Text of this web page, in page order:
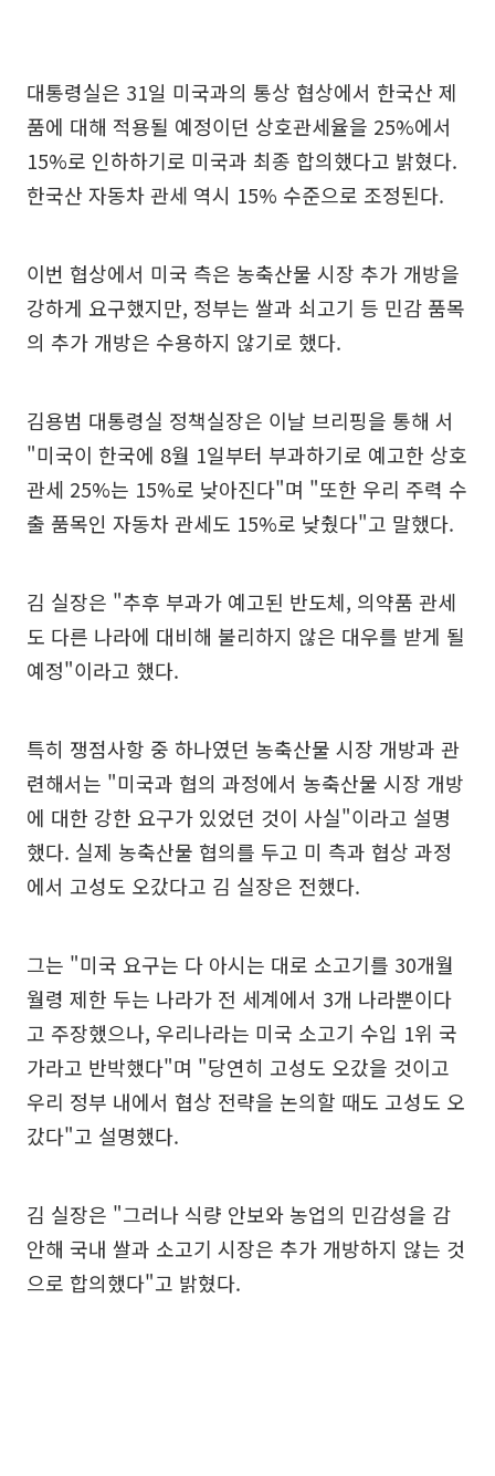
대통령실은 31일 미국과의 통상 협상에서 한국산 제
품에 대해 적용될 예정이던 상호관세율을 25%에서
15%로 인하하기로 미국과 최종 합의했다고 밝혔다.
한국산 자동차 관세 역시 15% 수준으로 조정된다.
이번 협상에서 미국 측은 농축산물 시장 추가 개방을
강하게 요구했지만, 정부는 쌀과 쇠고기 등 민감 품목
의 추가 개방은 수용하지 않기로 했다.
김용범 대통령실 정책실장은 이날 브리핑을 통해 서
"미국이 한국에 8월 1일부터 부과하기로 예고한 상호
관세 25%는 15%로 낮아진다"며 "또한 우리 주력 수
출 품목인 자동차 관세도 15%로 낮췄다"고 말했다.
김 실장은 "추후 부과가 예고된 반도체, 의약품 관세
도 다른 나라에 대비해 불리하지 않은 대우를 받게 될
예정"이라고 했다.
특히 쟁점사항 중 하나였던 농축산물 시장 개방과 관
련해서는 "미국과 협의 과정에서 농축산물 시장 개방
에 대한 강한 요구가 있었던 것이 사실"이라고 설명
했다. 실제 농축산물 협의를 두고 미 측과 협상 과정
에서 고성도 오갔다고 김 실장은 전했다.
그는 "미국 요구는 다 아시는 대로 소고기를 30개월
월령 제한 두는 나라가 전 세계에서 3개 나라뿐이다
고 주장했으나, 우리나라는 미국 소고기 수입 1위 국
가라고 반박했다"며 "당연히 고성도 오갔을 것이고
우리 정부 내에서 협상 전략을 논의할 때도 고성도 오
갔다"고 설명했다.
김 실장은 "그러나 식량 안보와 농업의 민감성을 감
안해 국내 쌀과 소고기 시장은 추가 개방하지 않는 것
으로 합의했다"고 밝혔다.